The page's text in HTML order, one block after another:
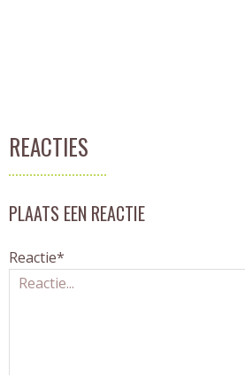
REACTIES
PLAATS EEN REACTIE
Reactie*